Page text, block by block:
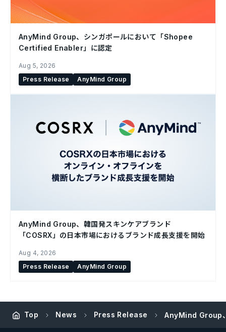
AnyMind Group、シンガポールにおいて「Shopee
Certified Enabler」に認定
Aug 5, 2026
Press Release
AnyMind Group
AnyMind Group、韓国発スキンケアブランド
「COSRX」の日本市場におけるブランド成長支援を開始
Aug 4, 2026
Press Release
AnyMind Group
Top News Press Release AnyMind Group